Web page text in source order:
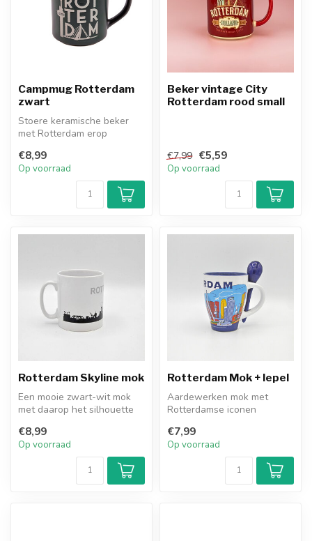
Campmug Rotterdam
zwart
Stoere keramische beker
met Rotterdam erop
mee te nem...
€8,99
Op voorraad
Beker vintage City
Rotterdam rood small
€7,99 €5,59
Op voorraad
Rotterdam Skyline mok
Een mooie zwart-wit mok
met daarop het silhouette
Ee...
€8,99
Op voorraad
Rotterdam Mok + lepel
Aardewerken mok met
Rotterdamse iconen
€7,99
Op voorraad